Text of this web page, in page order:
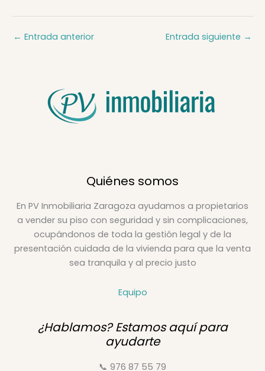
← Entrada anterior Entrada siguiente →
Quiénes somos
En PV Inmobiliaria Zaragoza ayudamos a propietarios
a vender su piso con seguridad y sin complicaciones,
ocupándonos de toda la gestión legal y de la
presentación cuidada de la vivienda para que la venta
sea tranquila y al precio justo
Equipo
¿Hablamos? Estamos aquí para
ayudarte
📞 976 87 55 79